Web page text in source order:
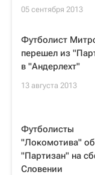
05 сентября 2013
Футболист
перешел из
в "Андерлехт"
13 августа 2013
Футболисты
"Локомотива"
"Партизан" на
Словении